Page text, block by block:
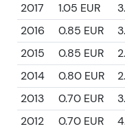
2017
1.05 EUR
2016
0.85 EUR
2015
0.85 EUR
2014
0.80 EUR
2013
0.70 EUR
2012
0.70 EUR